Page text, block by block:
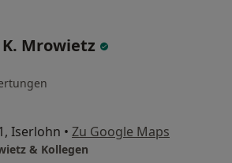
K. Mrowietz
Iserlohn • Zu Google Maps
& Kollegen